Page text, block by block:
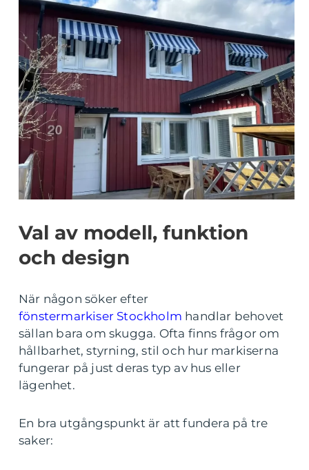
Val av modell, funktion
och design
När någon söker efter
fönstermarkiser Stockholm handlar behovet
sällan bara om skugga. Ofta finns frågor om
hållbarhet, styrning, stil och hur markiserna
fungerar på just deras typ av hus eller
lägenhet.
En bra utgångspunkt är att fundera på tre
saker: